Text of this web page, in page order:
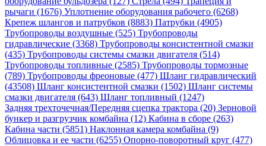
рычаги (1676) Уплотнение оборудования рабочего (6268)
Крепеж шлангов и патрубков (8883) Патрубки (4905)
Трубопроводы воздушные (525) Трубопроводы
гидравлические (3368) Трубопроводы консистентной смазки
(435) Трубопроводы системы смазки двигателя (514)
Трубопроводы топливные (2585) Трубопроводы тормозные
(789) Трубопроводы фреоновые (477) Шланг гидравлический
(43508) Шланг консистентной смазки (1502) Шланг системы
смазки двигателя (643) Шланг топливный (1247)
Задняя трехточечная/Передняя сцепка трактора (20) Зерновой
бункер и разгрузчик комбайна (12) Кабина в сборе (263)
Кабина части (5851) Наклонная камера комбайна (9)
Облицовка и ее части (6255) Опорно-поворотный круг (477)